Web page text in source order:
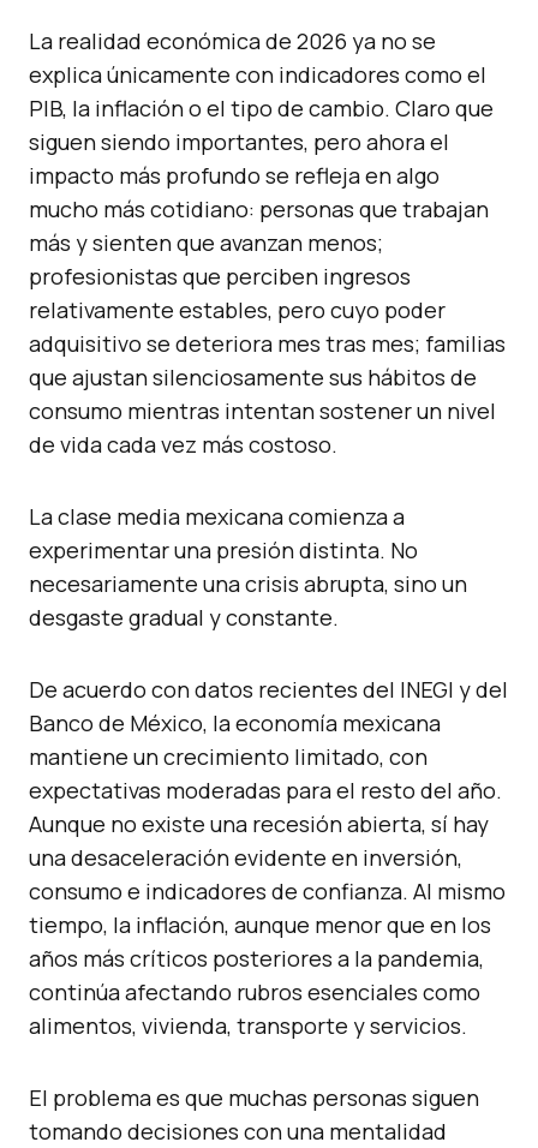
La realidad económica de 2026 ya no se
explica únicamente con indicadores como el
PIB, la inflación o el tipo de cambio. Claro que
siguen siendo importantes, pero ahora el
impacto más profundo se refleja en algo
mucho más cotidiano: personas que trabajan
más y sienten que avanzan menos;
profesionistas que perciben ingresos
relativamente estables, pero cuyo poder
adquisitivo se deteriora mes tras mes; familias
que ajustan silenciosamente sus hábitos de
consumo mientras intentan sostener un nivel
de vida cada vez más costoso.
La clase media mexicana comienza a
experimentar una presión distinta. No
necesariamente una crisis abrupta, sino un
desgaste gradual y constante.
De acuerdo con datos recientes del INEGI y del
Banco de México, la economía mexicana
mantiene un crecimiento limitado, con
expectativas moderadas para el resto del año.
Aunque no existe una recesión abierta, sí hay
una desaceleración evidente en inversión,
consumo e indicadores de confianza. Al mismo
tiempo, la inflación, aunque menor que en los
años más críticos posteriores a la pandemia,
continúa afectando rubros esenciales como
alimentos, vivienda, transporte y servicios.
El problema es que muchas personas siguen
tomando decisiones con una mentalidad